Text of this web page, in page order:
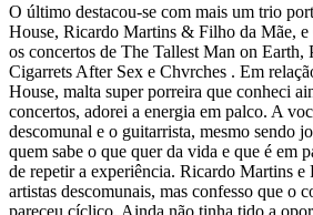
O último destacou-se com mais um trio
House, Ricardo Martins & Filho da Mãe, e
os concertos de The Tallest Man on Earth,
Cigarrets After Sex e Chvrches . Em
House, malta super porreira que conheci
concertos, adorei a energia em palco. A
descomunal e o guitarrista, mesmo sendo
quem sabe o que quer da vida e que é em
de repetir a experiência. Ricardo Martins e
artistas descomunais, mas confesso que o
pareceu cíclico. Ainda não tinha tido a